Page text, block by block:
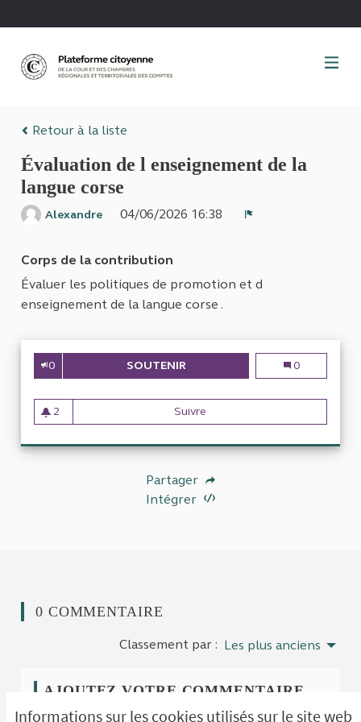
Informations sur les cookies utilisés sur le site web
Retour à la liste
Évaluation de l enseignement de la
langue corse
Alexandre
04/06/2026 16:38
Corps de la contribution
Évaluer les politiques de promotion et d
enseignement de la langue corse .
0 SOUTENIRÉVALUATION DE LÉvaluation de
0
2
2 abonnés
Suivre
Partager
Intégrer
0 COMMENTAIRE
Classement par : Les plus anciens
AJOUTEZ VOTRE COMMENTAIRE